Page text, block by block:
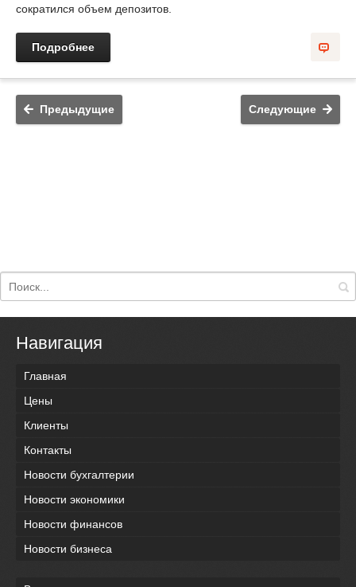
сократился объем депозитов.
Подробнее
Предыдущие Следующие
Навигация
Главная
Цены
Клиенты
Контакты
Новости бухгалтерии
Новости экономики
Новости финансов
Новости бизнеса